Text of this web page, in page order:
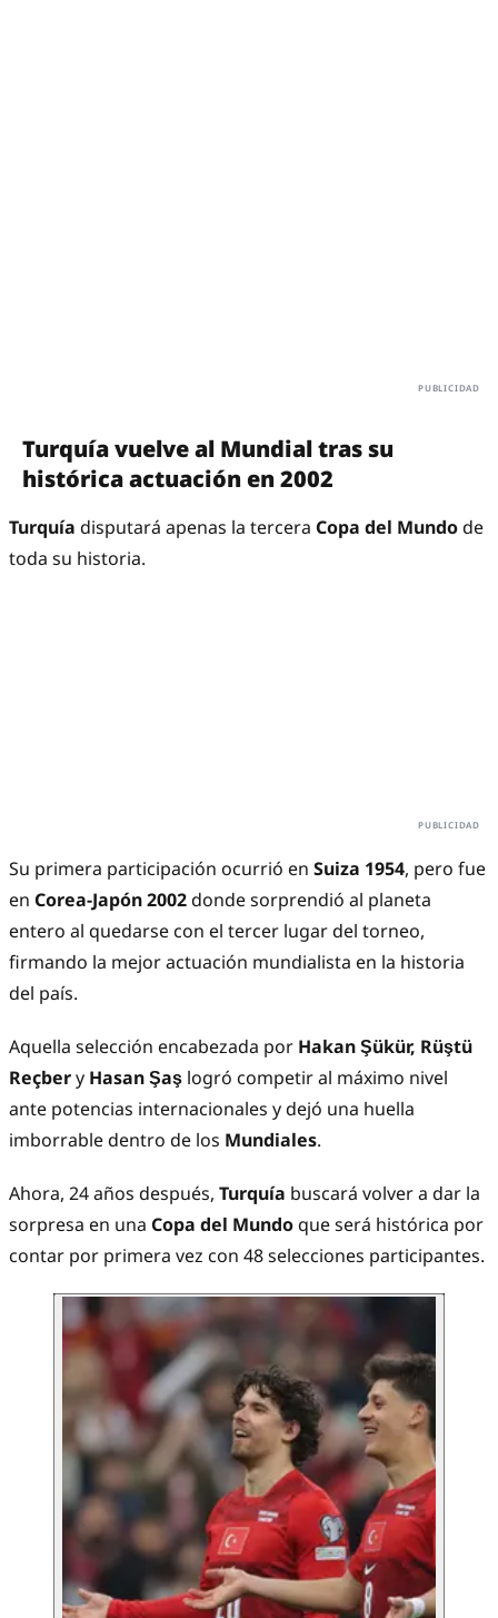
Turquía vuelve al Mundial tras su
histórica actuación en 2002
Turquía disputará apenas la tercera Copa del Mundode
toda su historia.
Su primera participación ocurrió en Suiza 1954, pero fue
en Corea-Japón 2002donde sorprendió al planeta
entero al quedarse con el tercer lugar del torneo,
firmando la mejor actuación mundialista en la historia
del país.
Aquella selección encabezada por Hakan Şükür, Rüştü
Reçbery Hasan Şaş logró competir al máximo nivel
ante potencias internacionales y dejó una huella
imborrable dentro de los Mundiales.
Ahora, 24 años después, Turquía buscará volver a dar la
sorpresa en una Copa del Mundoque será histórica por
contar por primera vez con 48 selecciones participantes.